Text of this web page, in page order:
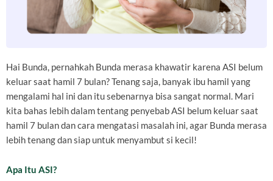
Hai Bunda, pernahkah Bunda merasa khawatir karena ASI belum
keluar saat hamil 7 bulan? Tenang saja, banyak ibu hamil yang
mengalami hal ini dan itu sebenarnya bisa sangat normal. Mari
kita bahas lebih dalam tentang penyebab ASI belum keluar saat
hamil 7 bulan dan cara mengatasi masalah ini, agar Bunda merasa
lebih tenang dan siap untuk menyambut si kecil!
Apa Itu ASI?